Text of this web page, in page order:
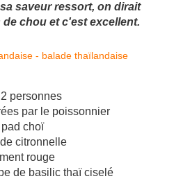
saveur ressort, on dirait
chou et c'est excellent.
personnes
par le poissonnier
pad choï
citronnelle
rouge
de basilic thaï ciselé